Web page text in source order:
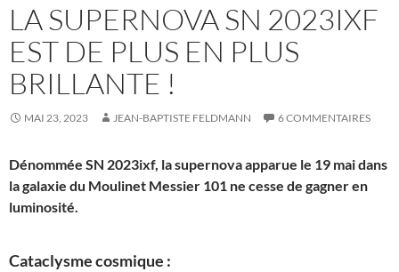
LA SUPERNOVA SN 2023IXF
EST DE PLUS EN PLUS
BRILLANTE !
MAI 23, 2023 JEAN-BAPTISTE FELDMANN 6 COMMENTAIRES
Dénommée SN 2023ixf, la supernova apparue le 19 mai dans
la galaxie du Moulinet Messier 101 ne cesse de gagner en
luminosité.
Cataclysme cosmique :